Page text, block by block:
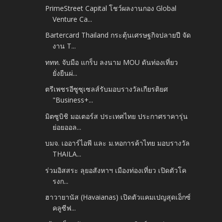
PrimeStreet Capital โชว์ผลงานกอง Global
Venture Ca...
Bartercard Thailand กระตุ้นเศรษฐกิจปลายปี จัด
งาน T...
ททท. จับมือ แกร็บ ลงนาม MOU ดันท่องเที่ยว
ยั่งยืนผ่...
ตรีเพชรอีซูซุเซลส์รับมอบรางวัลเกียรติยศ
"Business+...
มิตซูบิชิ มอเตอร์ส ประเทศไทย ประกาศราคารุ่น
ย่อยออล...
บมจ. เออาร์ไอพี และ ม.หอการค้าไทย มอบรางวัล
THAILA...
ร่วมอิสสระ ลุยอสังหาฯ เมืองท่องเที่ยว เปิดตัวโค
รงก...
ฮาวายานัส (Havaianas) เปิดตัวแคมเปญสุดเอ็กซ์
คลูซีฟ...